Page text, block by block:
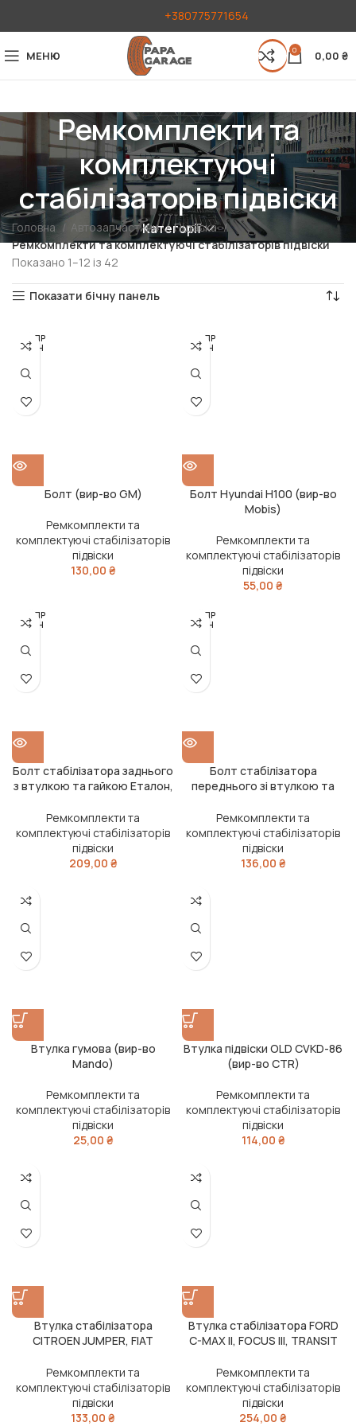
+380775771654
МЕНЮ 0 0,00 ₴
Ремкомплекти та
комплектуючі
стабілізаторів підвіски
Категорії
Головна Автозапчастини
Підвіска
Ремкомплекти та комплектуючі стабілізаторів підвіски
Показано 1–12 із 42
Показати бічну панель
РОЗПР
ОДАН
Болт (вир-во GM)
Ремкомплекти та
комплектуючі стабілізаторів
підвіски
130,00 ₴
РОЗПР
ОДАН
Болт Hyundai H100 (вир-во
Mobis)
Ремкомплекти та
комплектуючі стабілізаторів
підвіски
55,00 ₴
РОЗПР
ОДАН
Болт стабілізатора заднього
з втулкою та гайкою Еталон,
Ремкомплекти та
комплектуючі стабілізаторів
підвіски
209,00 ₴
РОЗПР
ОДАН
Болт стабілізатора
переднього зі втулкою та
(RIDER)
Ремкомплекти та
комплектуючі стабілізаторів
підвіски
136,00 ₴
Втулка гумова (вир-во
Mando)
Ремкомплекти та
комплектуючі стабілізаторів
підвіски
25,00 ₴
Втулка підвіски OLD CVKD-86
(вир-во CTR)
Ремкомплекти та
комплектуючі стабілізаторів
підвіски
114,00 ₴
Втулка стабілізатора
CITROEN JUMPER, FIAT
02 перед. міст (Вир-во
SASIC)
Ремкомплекти та
комплектуючі стабілізаторів
підвіски
133,00 ₴
Втулка стабілізатора FORD
C-MAX II, FOCUS III, TRANSIT
Ремкомплекти та
комплектуючі стабілізаторів
підвіски
254,00 ₴